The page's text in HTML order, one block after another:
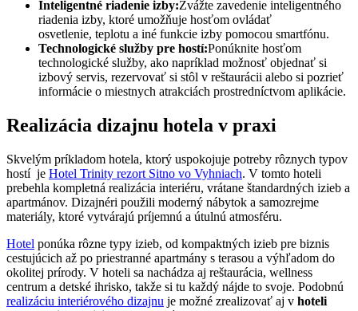
Inteligentné riadenie izby:Zvážte zavedenie inteligentného
riadenia izby, ktoré umožňuje hosťom ovládať
osvetlenie, teplotu a iné funkcie izby pomocou smartfónu.
Technologické služby pre hostí:Ponúknite hosťom
technologické služby, ako napríklad možnosť objednať si
izbový servis, rezervovať si stôl v reštaurácii alebo si pozrieť
informácie o miestnych atrakciách prostredníctvom aplikácie.
Realizácia dizajnu hotela v praxi
Skvelým príkladom hotela, ktorý uspokojuje potreby rôznych typov
hostí je Hotel Trinity rezort Sitno vo Vyhniach. V tomto hoteli
prebehla kompletná realizácia interiéru, vrátane štandardných izieb a
apartmánov. Dizajnéri použili moderný nábytok a samozrejme
materiály, ktoré vytvárajú príjemnú a útulnú atmosféru.
Hotel ponúka rôzne typy izieb, od kompaktných izieb pre biznis
cestujúcich až po priestranné apartmány s terasou a výhľadom do
okolitej prírody. V hoteli sa nachádza aj reštaurácia, wellness
centrum a detské ihrisko, takže si tu každý nájde to svoje. Podobnú
realizáciu interiérového dizajnu je možné zrealizovať aj v hoteli